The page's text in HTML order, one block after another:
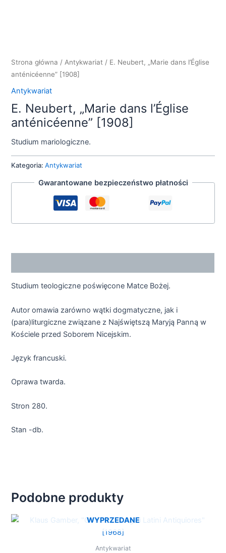
Strona główna / Antykwariat / E. Neubert, „Marie dans l’Église
anténicéenne” [1908]
Antykwariat
E. Neubert, „Marie dans l’Église
anténicéenne” [1908]
Studium mariologiczne.
Kategoria:Antykwariat
Gwarantowane bezpieczeństwo płatności
Studium teologiczne poświęcone Matce Bożej.
Autor omawia zarówno wątki dogmatyczne, jak i
(para)liturgiczne związane z Najświętszą Maryją Panną w
Kościele przed Soborem Nicejskim.
Język francuski.
Oprawa twarda.
Stron 280.
Stan -db.
Podobne produkty
WYPRZEDANE
Antykwariat